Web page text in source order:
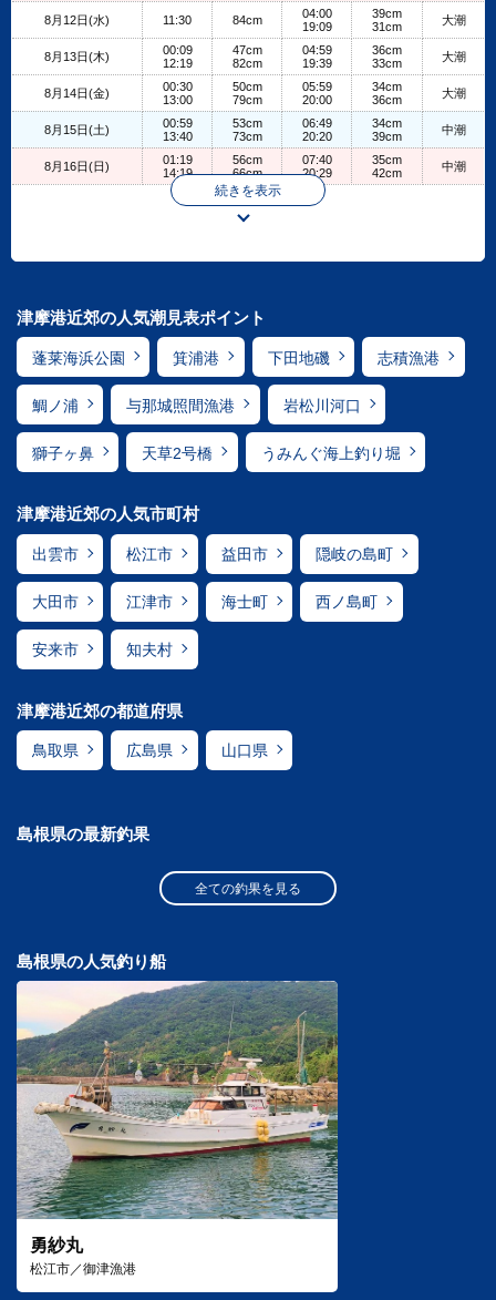
8月12日(水) 11:30 84cm
04:00
19:09
39cm
31cm
大潮
8月13日(木)
00:09
12:19
47cm
82cm
04:59
19:39
36cm
33cm
大潮
8月14日(金)
00:30
13:00
50cm
79cm
05:59
20:00
34cm
36cm
大潮
8月15日(土)
00:59
13:40
53cm
73cm
06:49
20:20
34cm
39cm
中潮
8月16日(日)
01:19
14:19
56cm
66cm
07:40
20:29
35cm
42cm
中潮
続きを表示
津摩港近郊の人気潮見表ポイント
蓬莱海浜公園 箕浦港 下田地磯 志積漁港
鯛ノ浦 与那城照間漁港 岩松川河口
獅子ヶ鼻 天草2号橋 うみんぐ海上釣り堀
津摩港近郊の人気市町村
出雲市 松江市 益田市 隠岐の島町
大田市 江津市 海士町 西ノ島町
安来市 知夫村
津摩港近郊の都道府県
鳥取県 広島県 山口県
島根県の最新釣果
全ての釣果を見る
島根県の人気釣り船
勇紗丸
松江市／御津漁港